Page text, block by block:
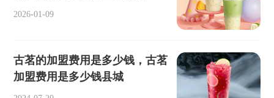
2026-01-09
古茗的加盟费用是多少钱，古茗
加盟费用是多少钱县城